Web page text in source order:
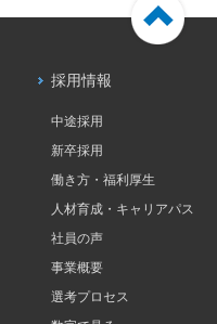
採用情報
中途採用
新卒採用
働き方・福利厚生
人材育成・キャリアパス
社員の声
事業概要
選考プロセス